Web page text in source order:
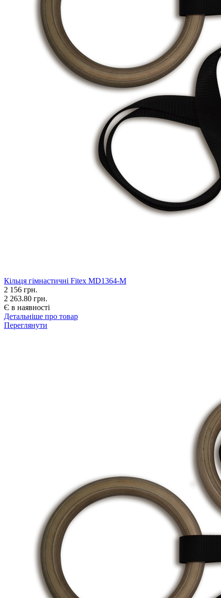
Кільця гімнастичні Fitex MD1364-M
2 156 грн.
2 263.80 грн.
Є в наявності
Детальніше про товар
Переглянути